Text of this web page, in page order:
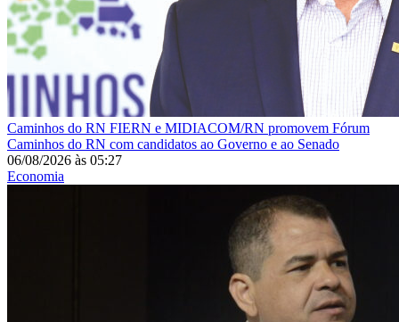
Caminhos do RN FIERN e MIDIACOM/RN promovem Fórum
Caminhos do RN com candidatos ao Governo e ao Senado
06/08/2026 às 05:27
Economia